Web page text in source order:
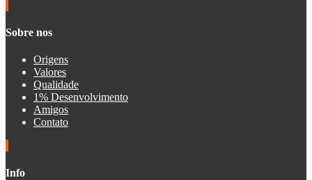
Sobre nos
Origens
Valores
Qualidade
1% Desenvolvimento
Amigos
Contato
Info